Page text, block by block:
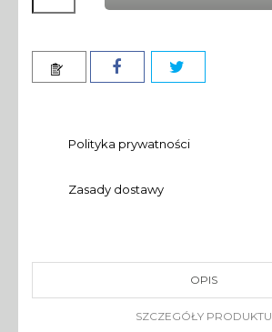
Polityka prywatności
Zasady dostawy
OPIS
SZCZEGÓŁY PRODUKTU